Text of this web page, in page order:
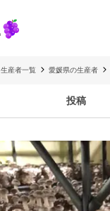
生産者一覧 愛媛県の生産者
投稿